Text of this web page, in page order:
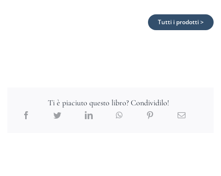
Tutti i prodotti >
Ti è piaciuto questo libro? Condividilo!